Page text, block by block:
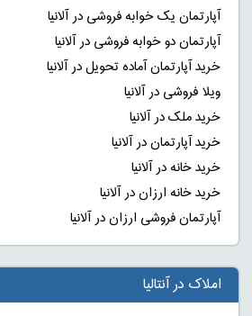
آپارتمان یک خوابه فروشی در آلانیا
آپارتمان دو خوابه فروشی در آلانیا
خرید آپارتمان آماده تحویل در آلانیا
ویلا فروشی در آلانیا
خرید ملک در آلانیا
خرید آپارتمان در آلانیا
خرید خانه در آلانیا
خرید خانه ارزان در آلانیا
آپارتمان فروشی ارزان در آلانیا
املاک در آنتالیا